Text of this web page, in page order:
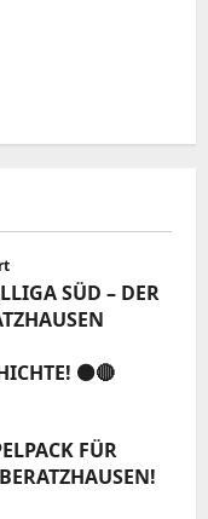
SÜD – DER
⚫️🔴
FÜR